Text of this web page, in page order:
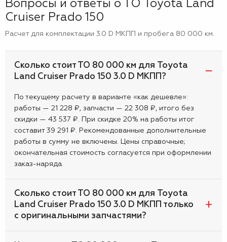
Вопросы и ответы о ТО Toyota Land
Cruiser Prado 150
Расчет для комплектации 3.0 D МКПП и пробега 80 000 км.
Сколько стоит ТО 80 000 км для Toyota
Land Cruiser Prado 150 3.0 D МКПП?
По текущему расчету в варианте «как дешевле»:
работы — 21 228 ₽, запчасти — 22 308 ₽, итого без
скидки — 43 537 ₽. При скидке 20% на работы итог
составит 39 291 ₽. Рекомендованные дополнительные
работы в сумму не включены. Цены справочные;
окончательная стоимость согласуется при оформлении
заказ-наряда.
Сколько стоит ТО 80 000 км для Toyota
Land Cruiser Prado 150 3.0 D МКПП только
с оригинальными запчастями?